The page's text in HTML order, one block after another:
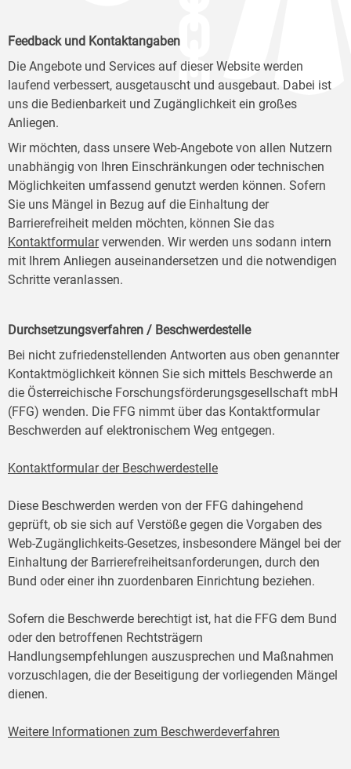
Feedback und Kontaktangaben
Die Angebote und Services auf dieser Website werden
laufend verbessert, ausgetauscht und ausgebaut. Dabei ist
uns die Bedienbarkeit und Zugänglichkeit ein großes
Anliegen.
Wir möchten, dass unsere Web-Angebote von allen Nutzern
unabhängig von Ihren Einschränkungen oder technischen
Möglichkeiten umfassend genutzt werden können. Sofern
Sie uns Mängel in Bezug auf die Einhaltung der
Barrierefreiheit melden möchten, können Sie das
Kontaktformularverwenden. Wir werden uns sodann intern
mit Ihrem Anliegen auseinandersetzen und die notwendigen
Schritte veranlassen.
Durchsetzungsverfahren / Beschwerdestelle
Bei nicht zufriedenstellenden Antworten aus oben genannter
Kontaktmöglichkeit können Sie sich mittels Beschwerde an
die Österreichische Forschungsförderungsgesellschaft mbH
(FFG) wenden. Die FFG nimmt über das Kontaktformular
Beschwerden auf elektronischem Weg entgegen.
Kontaktformular der Beschwerdestelle
Diese Beschwerden werden von der FFG dahingehend
geprüft, ob sie sich auf Verstöße gegen die Vorgaben des
Web-Zugänglichkeits-Gesetzes, insbesondere Mängel bei der
Einhaltung der Barrierefreiheitsanforderungen, durch den
Bund oder einer ihn zuordenbaren Einrichtung beziehen.
Sofern die Beschwerde berechtigt ist, hat die FFG dem Bund
oder den betroffenen Rechtsträgern
Handlungsempfehlungen auszusprechen und Maßnahmen
vorzuschlagen, die der Beseitigung der vorliegenden Mängel
dienen.
Weitere Informationen zum Beschwerdeverfahren